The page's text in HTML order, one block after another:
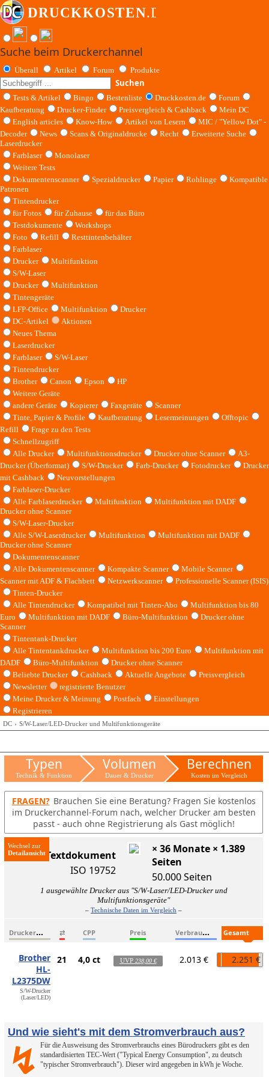
Suche beim Druckerchannel
Überall Artikel Forum Produkte
Suchen
Tests & Artikel Bingo Bestenliste Druckkosten.de
Forum
Kaufberatung
Drucker-Finder Preisvergleich & Cashback
Mein DC
English articles
Know-How Artikel von Lesern
MIC / "Yellow Dot" -
Decoder
News Scans & Originaldrucke Recht
Erweiterte Suche
Laserdrucker
Farblaser
Monolaser
Weitere Tests
Dokumentenscanner
Spezialdrucker Papier Rohlinge
Kompatible
Patronen
Tintendrucker
für Fotos
für Zuhause
für das Büro
Testdokumente
Workshops
Foto
Refill
Resttintenbehälter
Farblaser
Drucker
Multifunktion
S/W-Laser
Drucker
Multifunktion
Tintengeräte
LFP-Office
Multifunktion
Drucker
DC-Artikel
Aktionen
Neues Thema
Laserdrucker
Farblaser
S/W-Laser
Tintendrucker
Brother
Canon Epson
HP
Weitere Geräte
andere Geräte
Kopierer Faxgeräte
Scanner
Tinte, Papier & Profile
Kaufberatung Lesermeinungen
Offtopic
Refill
Frage zu den Tests
Schnellzugriff
Alle Drucker
Multifunktionsdrucker Drucker ohne Scanner
A3-
Drucker (Überformat)
S/W-Drucker Farb-Drucker Fotodrucker
Drucker
mit Cashback
Neuvorstellungen
Farblaser-Drucker
Alle Farblaserdrucker
Multifunktion
Multifunktion mit DADF
Drucker ohne Scanner
S/W-Laser-Drucker
Alle S/W-Laserdrucker
Multifunktion
Multifunktion mit DADF
Drucker ohne Scanner
Dokumentenscanner
Alle Dokumentenscanner
Kompakte Scanner
Mobile Scanner
Scanner mit ADF & Flachbett
Netzwerkscanner
Professionelle Scanner (ISIS)
Tinten-Drucker
Alle Tintendrucker
Kompatibel mit Tinten-Abo
Multifunktion bis 80
Euro
Multifunktion mit DADF Büro-Multifunktion
Drucker ohne
Scanner
Tintentank-Drucker
Alle Tintentankdrucker
Multifunktion bis 200 Euro
Multifunktion mit
DADF
Büro-Multifunktion
Drucker ohne Scanner
Beliebte Drucker
Cashback Aktuelle Angebote
Preisvergleich
Newsletter
registrierte Benutzer
Meine Drucker & Meinung
Postfach
Einstellungen
Registrieren
DC S/W-Laser/LED-Drucker und Multifunktionsgeräte
Typen
Technik & Funktion
Volumen
Dauer & Drucker
Berechnen
Kosten im Vergleich
FRAGEN? Brauchen Sie eine Beratung? Fragen Sie kostenlos
im Druckerchannel-Forum nach, welcher Drucker am besten
passt - auch ohne Registrierung als Gast möglich!
Wechsel zur
ISO-Textdokument
ISO 19752
× 36 Monate × 1.389
Seiten
50.000 Seiten
1 ausgewählte Drucker aus "S/W-Laser/LED-Drucker und
Multifunktionsgeräte"
– Technische Daten im Vergleich –
D
ruckername ⇄ CPP Preis V
erbrauchsmaterialien
Brother
HL-
L2375DW
S/W-Drucker
(Laser/LED)
21 4,0 ct UVP 238,00 € 2.013 € 2.251 €
Und wie sieht's mit dem Stromverbrauch aus?
↯
Für die Ausweisung des Stromverbrauchs eines Bürodruckers gibt es den
standardisierten TEC-Wert ("Typical Energy Consumption", zu deutsch
"typischer Stromverbrauch"). Dieser wird angegeben in kWh je Woche.